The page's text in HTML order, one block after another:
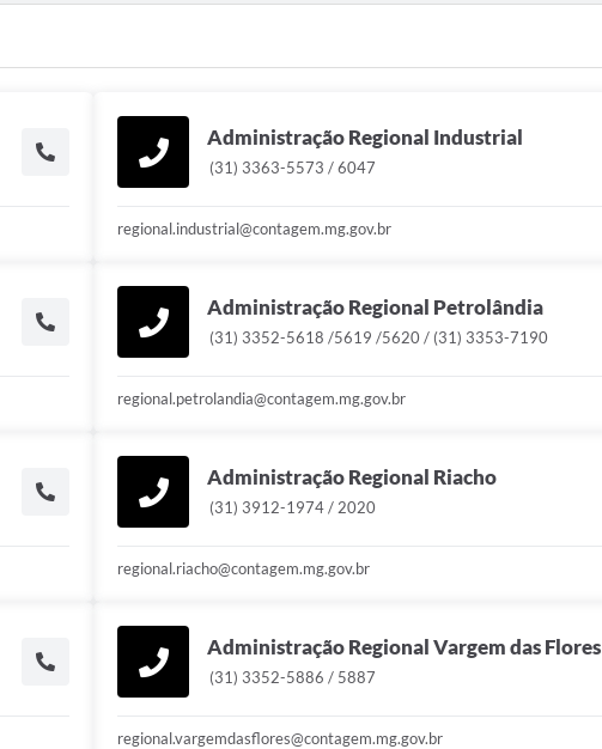
Administração Regional Industrial
(31) 3363-5573 / 6047
regional.industrial@contagem.mg.gov.br
Administração Regional Petrolândia
(31) 3352-5618 /5619 /5620 / (31) 3353-7190
regional.petrolandia@contagem.mg.gov.br
Administração Regional Riacho
(31) 3912-1974 / 2020
regional.riacho@contagem.mg.gov.br
Administração Regional Vargem das Flores
(31) 3352-5886 / 5887
regional.vargemdasflores@contagem.mg.gov.br